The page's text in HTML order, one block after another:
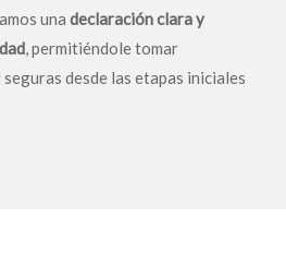
una declaración clara y
, permitiéndole tomar
desde las etapas iniciales